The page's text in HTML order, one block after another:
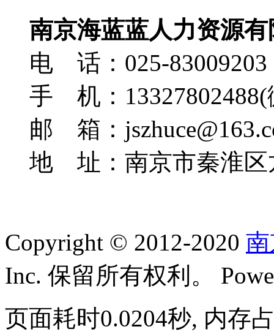
南京海蓝蓝人力资源
电 话：025-83009203
手 机：13327802488(
邮 箱：
地 址：南京市秦淮区
Copyright © 2012-2020
Inc. 保留所有权利。
页面耗时0.0204秒, 内存